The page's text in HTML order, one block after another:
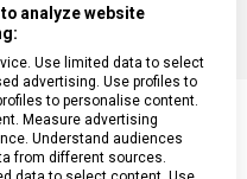
analyze website
Use limited data to select
advertising. Use profiles to
to personalise content.
Measure advertising
Understand audiences
from different sources.